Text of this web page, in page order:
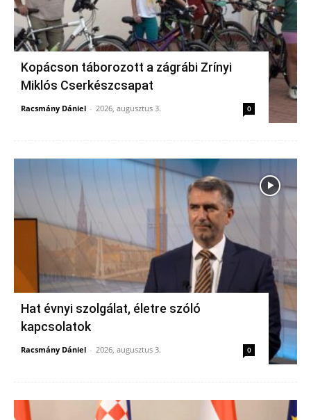
Kopácson táborozott a zágrábi Zrínyi
Miklós Cserkészcsapat
Racsmány Dániel - 2026, augusztus 3. 0
Hat évnyi szolgálat, életre szóló
kapcsolatok
Racsmány Dániel - 2026, augusztus 3. 0